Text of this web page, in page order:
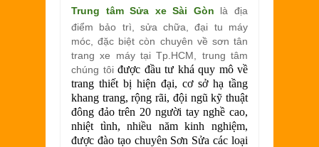
Trung tâmSửa xe Sài Gòn
là địa
điểm bảo trì, sửa chữa, đại tu máy
móc, đặc biệt còn chuyên về sơn tân
trang xe máy tại Tp.HCM, trung tâm
chúng tôi được đầu tư khá quy mô về
trang thiết bị hiện đại, cơ sở hạ tầng
khang trang, rộng rãi, đội ngũ kỹ thuật
đông đảo trên 20 người tay nghề cao,
nhiệt tình, nhiều năm kinh nghiệm,
được đào tạo chuyên Sơn Sửa các loại